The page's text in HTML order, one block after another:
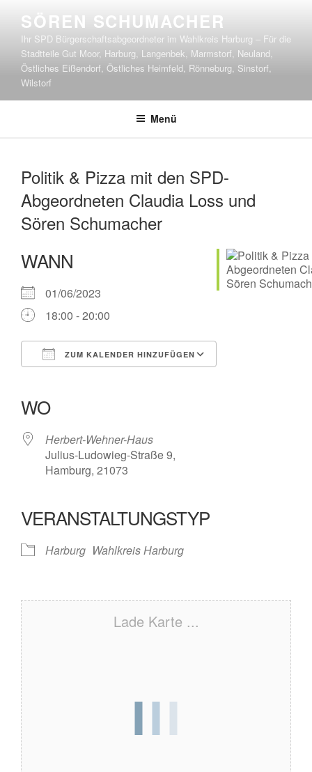
Inhalt
springen
SÖREN SCHUMACHER
Ihr SPD Bürgerschaftsabgeordneter im Wahlkreis Harburg – Für die
Stadtteile Gut Moor, Harburg, Langenbek, Marmstorf, Neuland,
Östliches Eißendorf, Östliches Heimfeld, Rönneburg, Sinstorf,
Wilstorf
Menü
Politik & Pizza mit den SPD-
Abgeordneten Claudia Loss und
Sören Schumacher
WANN
01/06/2023
18:00 - 20:00
ZUM KALENDER HINZUFÜGEN
WO
Herbert-Wehner-Haus
Julius-Ludowieg-Straße 9,
Hamburg, 21073
VERANSTALTUNGSTYP
Harburg Wahlkreis Harburg
Lade Karte ...